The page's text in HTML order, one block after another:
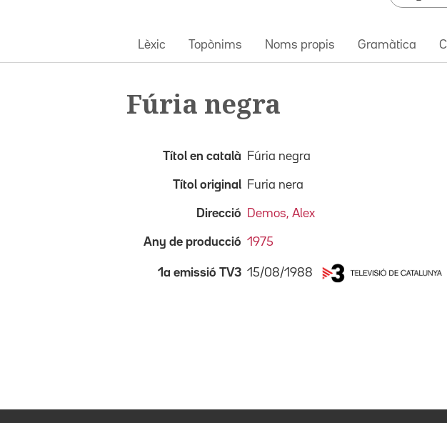
Lèxic Topònims Noms propis Gramàtica
Fúria negra
Títol en català Fúria negra
Títol original Furia nera
Direcció Demos, Alex
Any de producció 1975
1a emissió TV3 15/08/1988